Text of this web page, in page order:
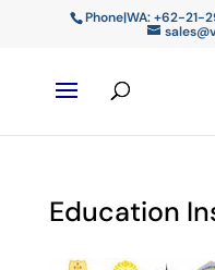
Phone|WA: +62-21-
Education